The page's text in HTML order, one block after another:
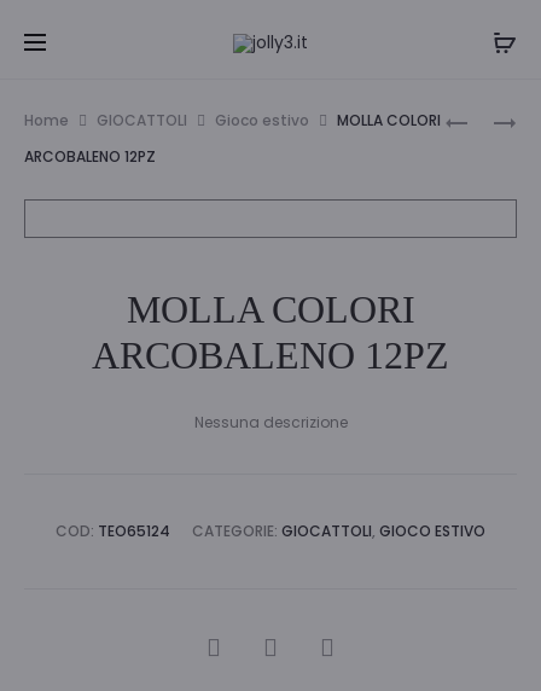
i
PIRAMIDE
65494
Home GIOCATTOLI Gioco estivo
MOLLA COLORI
ARCOBALENO 12PZ
MOLLA COLORI
ARCOBALENO 12PZ
Nessuna descrizione
COD: TEO65124 CATEGORIE: GIOCATTOLI, GIOCO ESTIVO
CONDIVIDI